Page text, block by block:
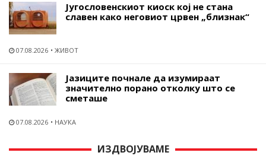
Југословенскиот киоск кој не стана
славен како неговиот црвен „близнак“
07.08.2026 ЖИВОТ
Јазиците почнале да изумираат
значително порано отколку што се
сметаше
07.08.2026 НАУКА
ИЗДВОЈУВАМЕ